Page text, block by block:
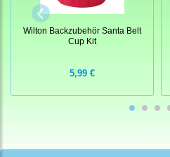
Wilton Backzubehör Santa Belt
Cup Kit
5,99 €